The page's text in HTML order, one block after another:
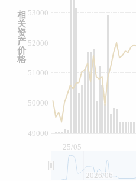
25/05
49000
50000
51000
52000
53000
2026/06
相
关
资
产
价
格
牛熊证文件及公告 (瑞信)
收市竞价变化